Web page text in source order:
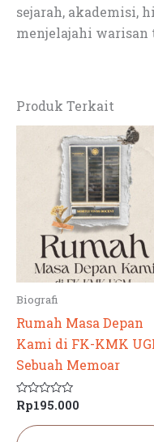
sejarah, akademisi,
menjelajahi
Produk Terkait
Biografi
Rumah Masa Depan
Kami di FK-KMK
Sebuah Memoar
Dinilai
dari
5
Rp195.000